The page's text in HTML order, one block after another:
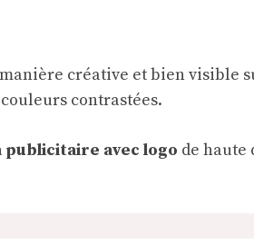
créative et bien visible
contrastées.
publicitaire avec logo de haute